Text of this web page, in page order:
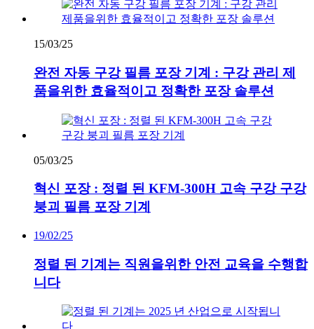
15/03/25
완전 자동 구강 필름 포장 기계 : 구강 관리 제
품을위한 효율적이고 정확한 포장 솔루션
05/03/25
혁신 포장 : 정렬 된 KFM-300H 고속 구강 구강
붕괴 필름 포장 기계
19/02/25
정렬 된 기계는 직원을위한 안전 교육을 수행합
니다